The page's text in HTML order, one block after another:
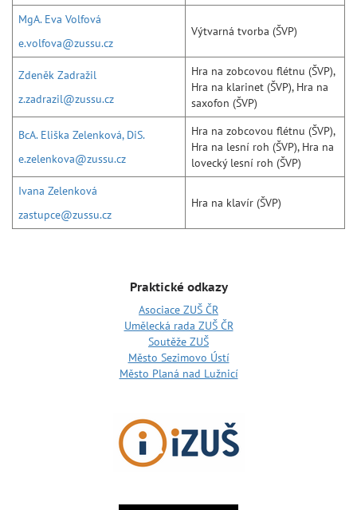
MgA. Eva Volfová
e.volfova@zussu.cz
Výtvarná tvorba (ŠVP)
Zdeněk Zadražil
z.zadrazil@zussu.cz
Hra na zobcovou flétnu (ŠVP),
Hra na klarinet (ŠVP), Hra na
saxofon (ŠVP)
BcA. Eliška Zelenková, DiS.
e.zelenkova@zussu.cz
Hra na zobcovou flétnu (ŠVP),
Hra na lesní roh (ŠVP), Hra na
lovecký lesní roh (ŠVP)
Ivana Zelenková
zastupce@zussu.cz
Hra na klavír (ŠVP)
Praktické odkazy
Asociace ZUŠ ČR
Umělecká rada ZUŠ ČR
Soutěže ZUŠ
Město Sezimovo Ústí
Město Planá nad Lužnicí